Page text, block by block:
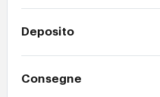
Deposito
Consegne